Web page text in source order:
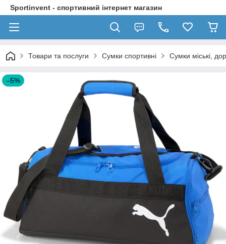
Sportinvent - спортивний інтернет магазин
Товари та послуги Сумки спортивні Сумки міські,
–5%